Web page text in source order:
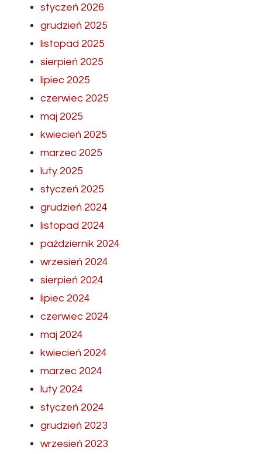
styczeń 2026
grudzień 2025
listopad 2025
sierpień 2025
lipiec 2025
czerwiec 2025
maj 2025
kwiecień 2025
marzec 2025
luty 2025
styczeń 2025
grudzień 2024
listopad 2024
październik 2024
wrzesień 2024
sierpień 2024
lipiec 2024
czerwiec 2024
maj 2024
kwiecień 2024
marzec 2024
luty 2024
styczeń 2024
grudzień 2023
wrzesień 2023